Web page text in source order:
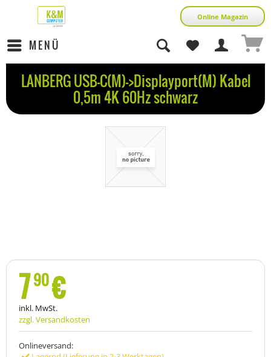
Online Magazin
MENÜ
LANBERG USB-C(M)->Displayport(M) Kabel
0,5m 4K 60Hz schwarz
790€
inkl. MwSt.
zzgl. Versandkosten
Onlineversand: